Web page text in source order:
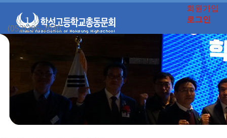
navigation
회원가입
로그인
(052)295-2030